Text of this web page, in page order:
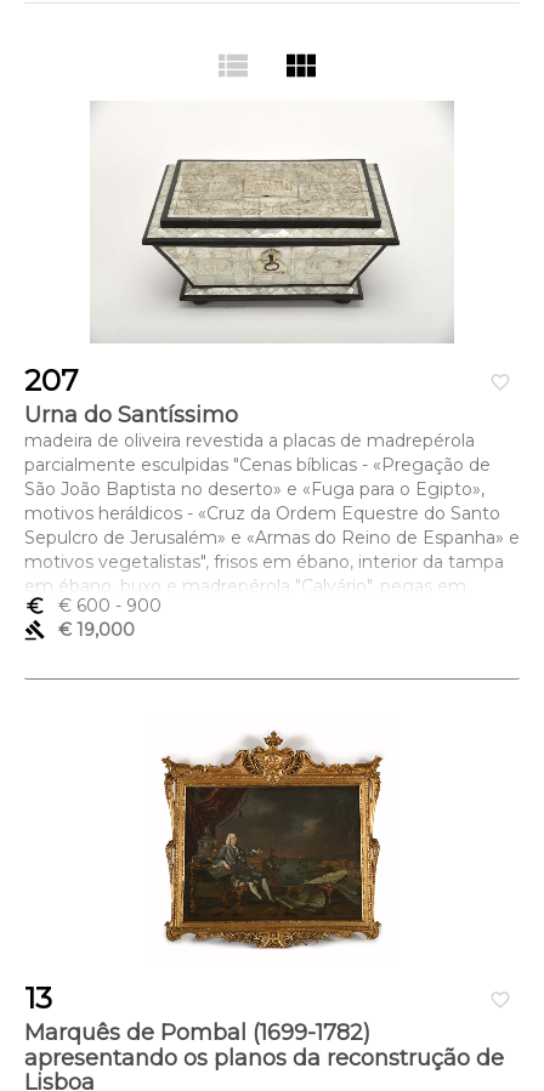
view_list view_module
favorite_border
207
Urna do Santíssimo
madeira de oliveira revestida a placas de madrepérola
parcialmente esculpidas "Cenas bíblicas - «Pregação de
São João Baptista no deserto» e «Fuga para o Egipto»,
motivos heráldicos - «Cruz da Ordem Equestre do Santo
Sepulcro de Jerusalém» e «Armas do Reino de Espanha» e
motivos vegetalistas", frisos em ébano, interior da tampa
em ébano, buxo e madrepérola "Calvário", pegas em
metal amarelo, Terra Santa, séc. XIX, pequenos restauros,
uma face lateral com falta na madrepérola, pequenas
Dimensões (altura x comprimento x largura) - 16,5 x 35 x 26
euro_symbol € 600 - 900
gavel
€ 19,000
favorite_border
13
Marquês de Pombal (1699-1782)
apresentando os planos da reconstrução de
Lisboa